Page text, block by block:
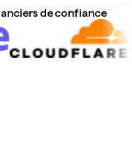
de confiance